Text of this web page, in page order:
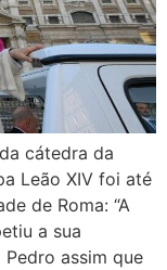
cátedra da
Leão XIV foi até
de Roma: “A
a sua
assim que